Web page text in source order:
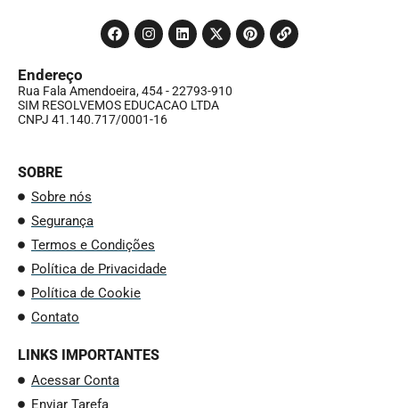
Endereço
Rua Fala Amendoeira, 454 - 22793-910
SIM RESOLVEMOS EDUCACAO LTDA
CNPJ 41.140.717/0001-16
SOBRE
Sobre nós
Segurança
Termos e Condições
Política de Privacidade
Política de Cookie
Contato
LINKS IMPORTANTES
Acessar Conta
Enviar Tarefa